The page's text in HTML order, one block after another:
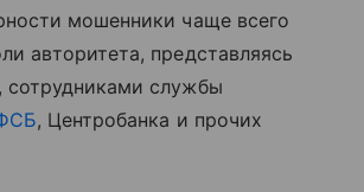
мошенники чаще всего
авторитета, представляясь
сотрудниками службы
, Центробанка и прочих